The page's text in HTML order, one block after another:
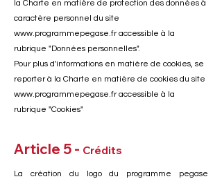
la Charte en matière de protection des données à
caractère personnel du site
www.programmepegase.fr accessible à la
rubrique "Données personnelles".
Pour plus d'informations en matière de cookies, se
reporter à la Charte en matière de cookies du site
www.programmepegase.fr accessible à la
rubrique "Cookies"
Article 5 - Crédits
La création du logo du programme pegase